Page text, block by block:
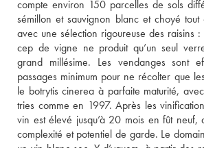
compte environ 150 parcelles de sols
sémillon et sauvignon blanc et choyé tout
avec une sélection rigoureuse des raisins :
cep de vigne ne produit qu’un seul
grand millésime. Les vendanges sont
passages minimum pour ne récolter que
le botrytis cinerea à parfaite maturité,
tries comme en 1997. Après les
vin est élevé jusqu’à 20 mois en fût neuf,
complexité et potentiel de garde. Le